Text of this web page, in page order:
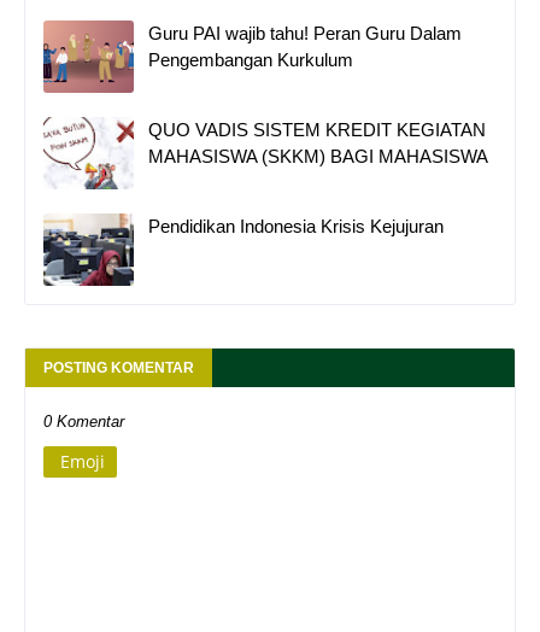
Guru PAI wajib tahu! Peran Guru Dalam
Pengembangan Kurkulum
QUO VADIS SISTEM KREDIT KEGIATAN
MAHASISWA (SKKM) BAGI MAHASISWA
Pendidikan Indonesia Krisis Kejujuran
POSTING KOMENTAR
0 Komentar
Emoji